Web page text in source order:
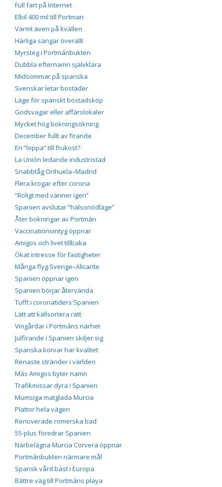
Full fart på Internet
Elbil 400 mil till Portman
Varmt även på kvällen
Härliga sängar överallt
Myrsteg i Portmánbukten
Dubbla efternamn självklara
Midsommar på spanska
Svenskar letar bostäder
Läge för spanskt bostadsköp
Godsvagar eller affärslokaler
Mycket hög bokningsökning
December fullt av firande
En ”loppa” till frukost?
La Unión ledande industristad
Snabbtåg Orihuela–Madrid
Flera krogar efter corona
”Roligt med vänner igen”
Spanien avslutar ”hälsonödläge”
Åter bokningar av Portmán
Vaccinationsintyg öppnar
Amigos och livet tillbaka
Ökat intresse för fastigheter
Många flyg Sverige–Alicante
Spanien öppnar igen
Spanien börjar återvända
Tufft i coronatiders Spanien
Lätt att källsortera rätt
Vingårdar i Portmáns närhet
Julfirande i Spanien skiljer sig
Spanska korvar har kvalitet
Renaste stränder i världen
Más Amigos byter namn
Trafikmissar dyra i Spanien
Mumsiga matglada Murcia
Plattor hela vägen
Renoverade romerska bad
55-plus föredrar Spanien
Närbelägna Murcia Corvera öppnar
Portmánbukten närmare mål
Spansk vård bäst i Europa
Bättre väg till Portmáns playa